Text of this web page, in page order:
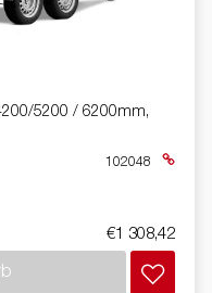
5200 / 6200mm,
102048
€1 308,42